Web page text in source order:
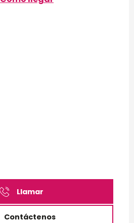
Llamar
Contáctenos